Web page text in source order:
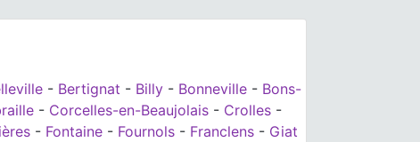
- Bertignat - Billy - Bonneville - Bons-
- Corcelles-en-Beaujolais - Crolles -
- Fontaine - Fournols - Franclens - Giat